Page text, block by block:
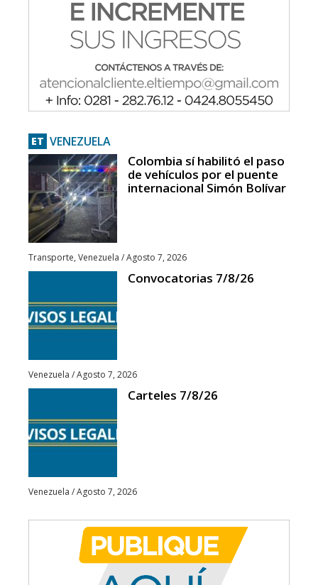
ET VENEZUELA
Colombia sí habilitó el paso
de vehículos por el puente
internacional Simón Bolívar
Transporte, Venezuela /Agosto 7, 2026
Convocatorias 7/8/26
Venezuela /Agosto 7, 2026
Carteles 7/8/26
Venezuela /Agosto 7, 2026